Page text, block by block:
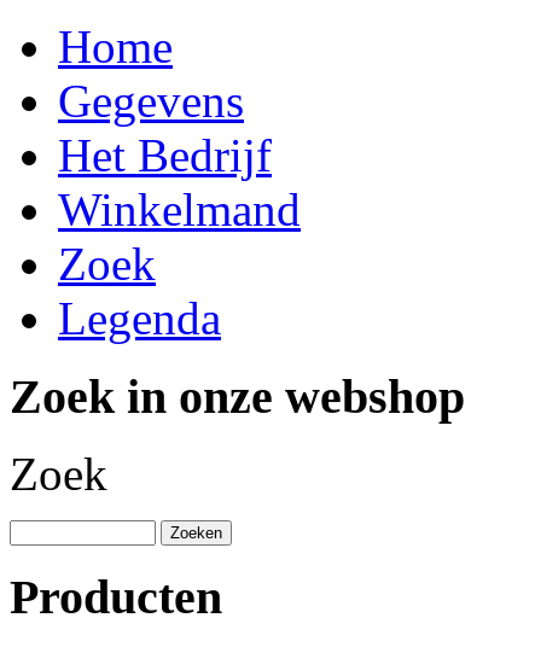
Home
Gegevens
Het Bedrijf
Winkelmand
Zoek
Legenda
Zoek in onze webshop
Zoek
Producten